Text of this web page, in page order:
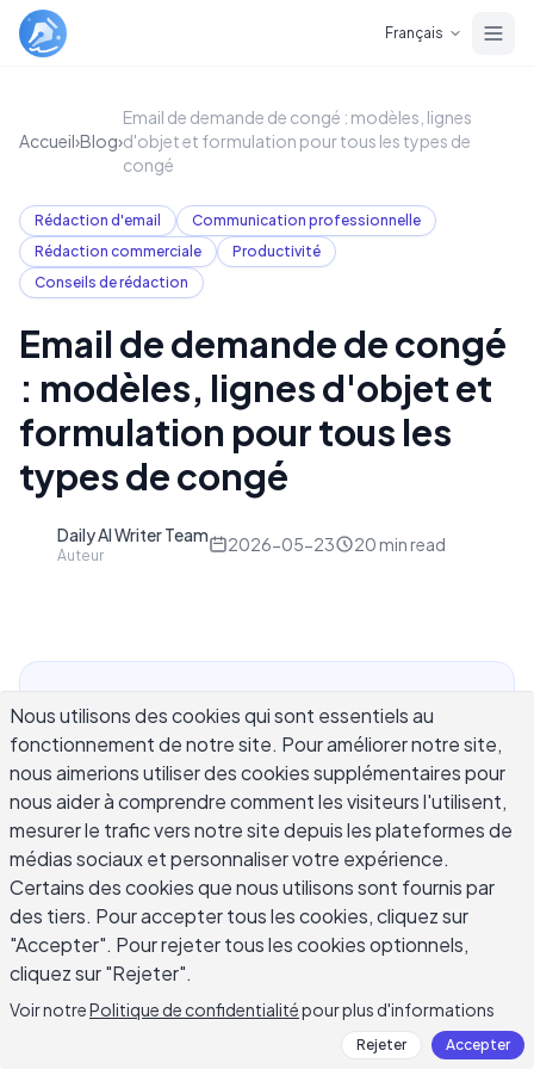
Français
Accueil›Blog›
Email de demande de congé : modèles, lignes
d'objet et formulation pour tous les types de
congé
Rédaction d'email
Communication professionnelle
Rédaction commerciale
Productivité
Conseils de rédaction
Email de demande de congé
: modèles, lignes d'objet et
formulation pour tous les
types de congé
Daily AI Writer Team
Auteur
2026-05-23 20 min read
Un email de demande de congé couvre plus de
terrain qu'une demande de congé standard. Alors
qu'une courte note de PTO à votre manager gère
les vacances ou une journée personnelle, un email
de demande de congé peut devenir plus
complexe : il peut être adressé aux RH, traverser
une chaîne d'approbation multietapes, ou être
accompagné de documentation officielle. Que
vous demandiez des congés annuels, des congés
personnels, des congés familiaux, des congés
non rémunérés ou des congés d'urgence, la
formulation appropriée varie suffisamment entre
Nous utilisons des cookies qui sont essentiels au
fonctionnement de notre site. Pour améliorer notre site,
nous aimerions utiliser des cookies supplémentaires pour
nous aider à comprendre comment les visiteurs l'utilisent,
mesurer le trafic vers notre site depuis les plateformes de
médias sociaux et personnaliser votre expérience.
Certains des cookies que nous utilisons sont fournis par
des tiers. Pour accepter tous les cookies, cliquez sur
"Accepter". Pour rejeter tous les cookies optionnels,
cliquez sur "Rejeter".
Voir notrePolitique de confidentialitépour plus d'informations
Rejeter Accepter